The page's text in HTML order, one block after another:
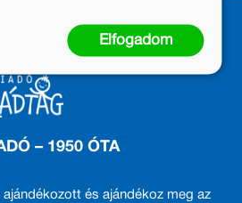
– 1950 ÓTA
és ajándékoz meg az
Elfogadom